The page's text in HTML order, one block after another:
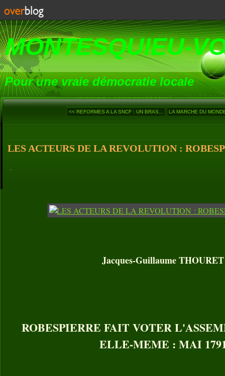
MONTESQUIEU-
Pour une vraie démocratie locale
<< REFORMES A LA SNCF : UN BRAS... LA MARCHE DU
LES ACTEURS DE LA REVOLUTION :
.
Jacques-Guillaume THOURET
ROBESPIERRE FAIT VOTER
ELLE-MEME : MAI